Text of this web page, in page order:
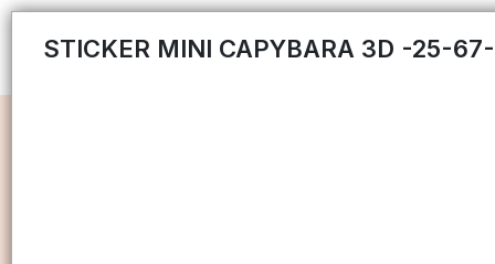
STICKER MINI CAPYBARA 3D -25-67-